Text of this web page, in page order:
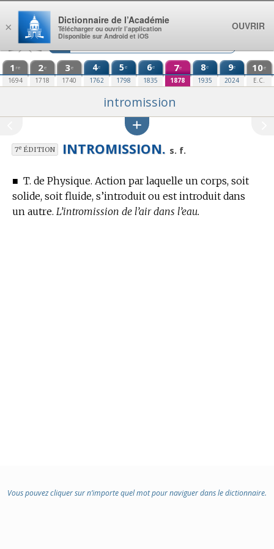
Aller au contenu
1 re
1694
2e
1718
3e
1740
4e
1762
5e
1798
6e
1835
7e
1878
8e
1935
9e
2024
10e
E.C.
intromission
7eÉDITION INTROMISSION. s. f.
■ T. de Physique. Action par laquelle un corps, soit
solide, soit fluide, s’introduit ou est introduit dans
un autre. L’intromission de l’air dans l’eau.
Vous pouvez cliquer sur n’importe quel mot pour naviguer dans le dictionnaire.
×
Dictionnaire de l’Académie
Télécharger ou ouvrir l’application
Disponible sur Android et iOS
OUVRIR